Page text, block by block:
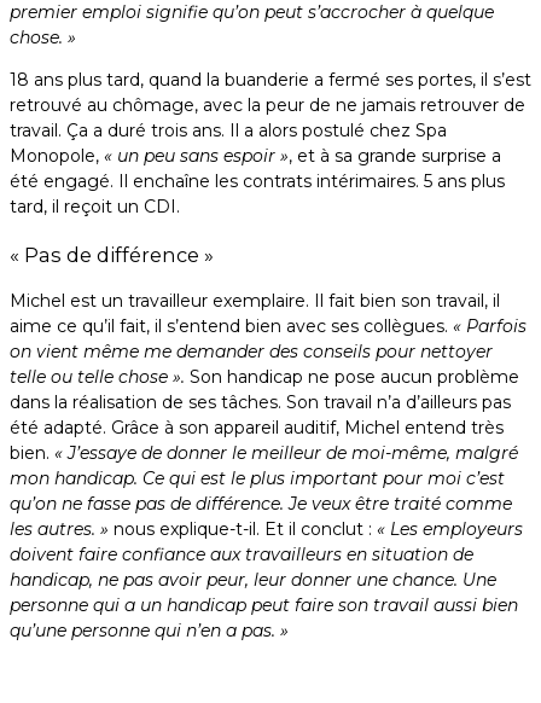
premier emploi signifie qu’on peut s’accrocher à quelque
chose. »
18 ans plus tard, quand la buanderie a fermé ses portes, il s’est
retrouvé au chômage, avec la peur de ne jamais retrouver de
travail. Ça a duré trois ans. Il a alors postulé chez Spa
Monopole, « un peu sans espoir », et à sa grande surprise a
été engagé. Il enchaîne les contrats intérimaires. 5 ans plus
tard, il reçoit un CDI.
« Pas de différence »
Michel est un travailleur exemplaire. Il fait bien son travail, il
aime ce qu’il fait, il s’entend bien avec ses collègues. « Parfois
on vient même me demander des conseils pour nettoyer
telle ou telle chose ». Son handicap ne pose aucun problème
dans la réalisation de ses tâches. Son travail n’a d’ailleurs pas
été adapté. Grâce à son appareil auditif, Michel entend très
bien. « J’essaye de donner le meilleur de moi-même, malgré
mon handicap. Ce qui est le plus important pour moi c’est
qu’on ne fasse pas de différence. Je veux être traité comme
les autres. » nous explique-t-il. Et il conclut : « Les employeurs
doivent faire confiance aux travailleurs en situation de
handicap, ne pas avoir peur, leur donner une chance. Une
personne qui a un handicap peut faire son travail aussi bien
qu’une personne qui n’en a pas. »